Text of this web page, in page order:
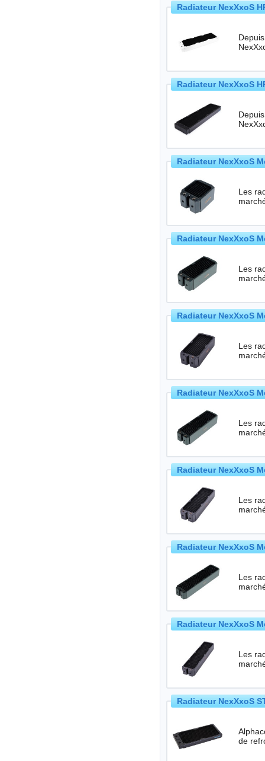
Radiateur NexXxoS
Radiateur NexXxoS
Radiateur NexXxoS
Les
Radiateur NexXxoS
Les
Radiateur NexXxoS
Les
Radiateur NexXxoS
Les
Radiateur NexXxoS
Les
Radiateur NexXxoS
Les
Radiateur NexXxoS
Les
Radiateur NexXxoS
de